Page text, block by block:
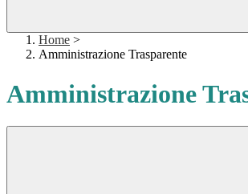
Home >
Amministrazione Trasparente
Amministrazione